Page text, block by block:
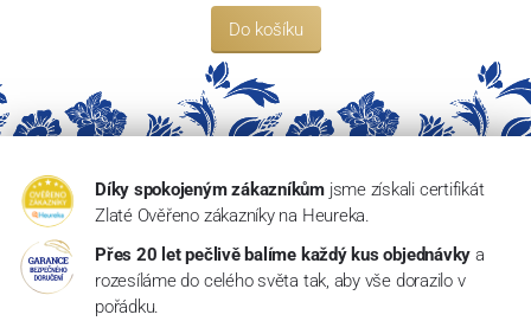
Do košíku
Díky spokojeným zákazníkům jsme získali certifikát
Zlaté Ověřeno zákazníky na Heureka.
Přes 20 let pečlivě balíme každý kus objednávky a
rozesíláme do celého světa tak, aby vše dorazilo v
pořádku.